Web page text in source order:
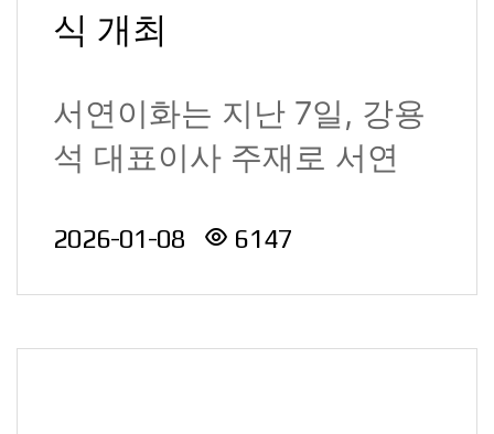
식 개최
서연이화는 지난 7일, 강용
석 대표이사 주재로 서연
석한 가운데 2..
2026-01-08 6147